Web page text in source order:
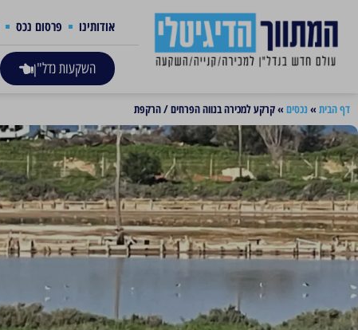
אודותינו פרסום נכס
השקעות נדל"ן
דף הבית »נכסים »קרקע למכירה בנווה הפרחים / הרקפת